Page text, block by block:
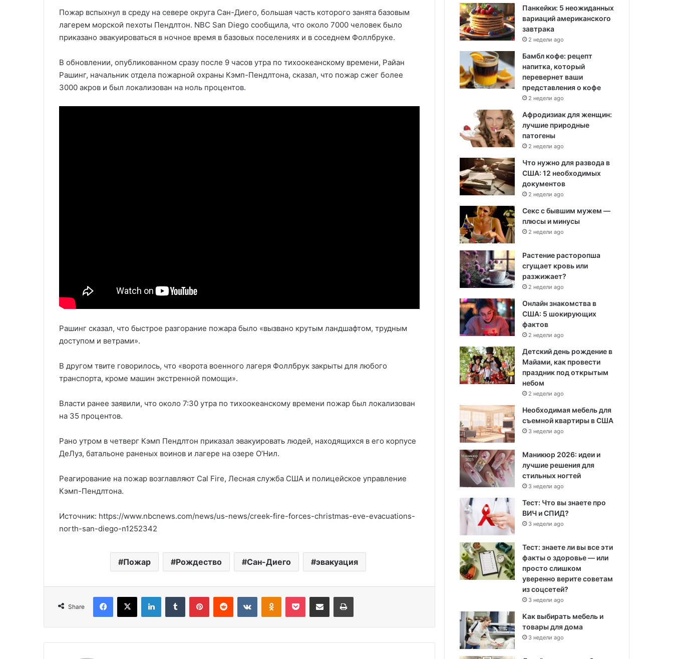
Пожар вспыхнул в среду на севере округа Сан-Диего, большая часть которого занята базовым
лагерем морской пехоты Пендлтон. NBC San Diego сообщила, что около 7000 человек было
приказано эвакуироваться в ночное время в базовых поселениях и в соседнем Фоллбруке.
В обновлении, опубликованном сразу после 9 часов утра по тихоокеанскому времени, Райан
Рашинг, начальник отдела пожарной охраны Кэмп-Пендлтона, сказал, что пожар сжег более
3000 акров и был локализован на ноль процентов.
Рашинг сказал, что быстрое разгорание пожара было «вызвано крутым ландшафтом, трудным
доступом и ветрами».
В другом твите говорилось, что «ворота военного лагеря Фоллбрук закрыты для любого
транспорта, кроме машин экстренной помощи».
Власти ранее заявили, что около 7:30 утра по тихоокеанскому времени пожар был локализован
на 35 процентов.
Рано утром в четверг Кэмп Пендлтон приказал эвакуировать людей, находящихся в его корпусе
ДеЛуз, батальоне раненых воинов и лагере на озере О’Нил.
Реагирование на пожар возглавляют Cal Fire, Лесная служба США и полицейское управление
Кэмп-Пендлтона.
Источник: https://www.nbcnews.com/news/us-news/creek-fire-forces-christmas-eve-evacuations-
north-san-diego-n1252342
Пожар Рождество Сан-Диего эвакуация
Share
сегодня и сейчас
Прогноз погоды в Душанбе на 10
июля 2025
Панкейки: 5 неожиданных
вариаций американского
завтрака
2 недели ago
Бамбл кофе: рецепт
напитка, который
перевернет ваши
представления о кофе
2 недели ago
Афродизиак для женщин:
лучшие природные
патогены
2 недели ago
Что нужно для развода в
США: 12 необходимых
документов
2 недели ago
Секс с бывшим мужем —
плюсы и минусы
2 недели ago
Растение расторопша
сгущает кровь или
разжижает?
2 недели ago
Онлайн знакомства в
США: 5 шокирующих
фактов
2 недели ago
Детский день рождение в
Майами, как провести
праздник под открытым
небом
2 недели ago
Необходимая мебель для
съемной квартиры в США
3 недели ago
Маникюр 2026: идеи и
лучшие решения для
стильных ногтей
3 недели ago
Тест: Что вы знаете про
ВИЧ и СПИД?
3 недели ago
Тест: знаете ли вы все эти
факты о здоровье — или
просто слишком
уверенно верите советам
из соцсетей?
3 недели ago
Как выбирать мебель и
товары для дома
3 недели ago